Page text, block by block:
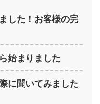
した！お客様の完
始まりました
に聞いてみました